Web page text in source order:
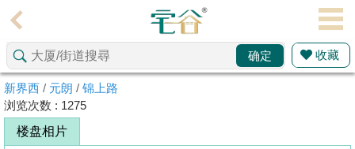
理
主
页
搵
楼/
确定 收藏
新界西 / 元朗 / 锦上路
浏览次数 : 1275
楼盘相片